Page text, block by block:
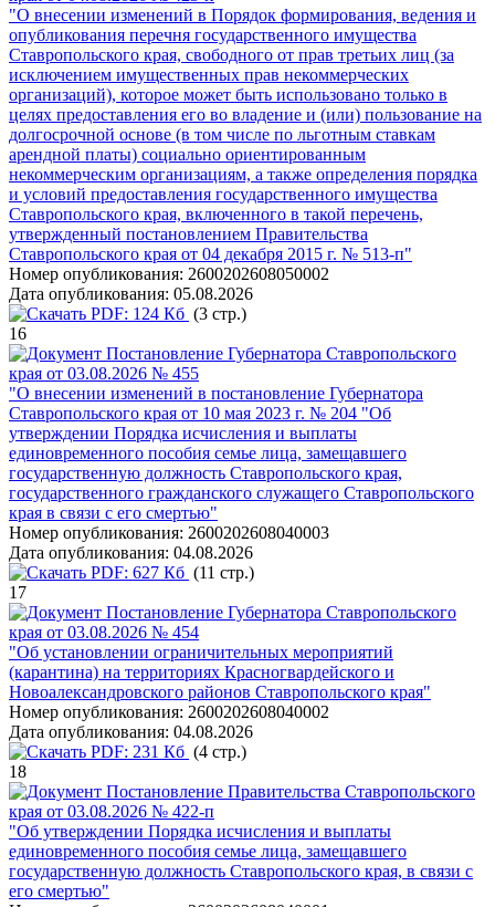
"О внесении изменений в Порядок формирования, ведения и
опубликования перечня государственного имущества
Ставропольского края, свободного от прав третьих лиц (за
исключением имущественных прав некоммерческих
организаций), которое может быть использовано только в
целях предоставления его во владение и (или) пользование на
долгосрочной основе (в том числе по льготным ставкам
арендной платы) социально ориентированным
некоммерческим организациям, а также определения порядка
и условий предоставления государственного имущества
Ставропольского края, включенного в такой перечень,
утвержденный постановлением Правительства
Ставропольского края от 04 декабря 2015 г. № 513-п"
Номер опубликования: 2600202608050002
Дата опубликования: 05.08.2026
PDF: 124 Кб (3 стр.)
16
Постановление Губернатора Ставропольского
края от 03.08.2026 № 455
"О внесении изменений в постановление Губернатора
Ставропольского края от 10 мая 2023 г. № 204 "Об
утверждении Порядка исчисления и выплаты
единовременного пособия семье лица, замещавшего
государственную должность Ставропольского края,
государственного гражданского служащего Ставропольского
края в связи с его смертью"
Номер опубликования: 2600202608040003
Дата опубликования: 04.08.2026
PDF: 627 Кб (11 стр.)
17
Постановление Губернатора Ставропольского
края от 03.08.2026 № 454
"Об установлении ограничительных мероприятий
(карантина) на территориях Красногвардейского и
Новоалександровского районов Ставропольского края"
Номер опубликования: 2600202608040002
Дата опубликования: 04.08.2026
PDF: 231 Кб (4 стр.)
18
Постановление Правительства Ставропольского
края от 03.08.2026 № 422-п
"Об утверждении Порядка исчисления и выплаты
единовременного пособия семье лица, замещавшего
государственную должность Ставропольского края, в связи с
его смертью"